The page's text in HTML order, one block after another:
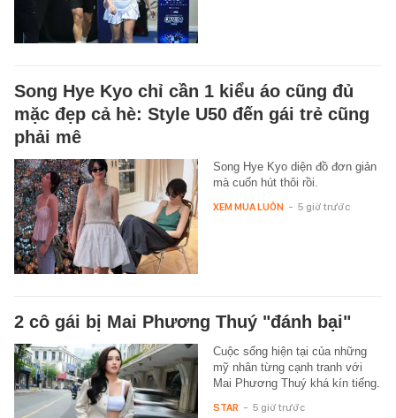
Song Hye Kyo chỉ cần 1 kiểu áo cũng đủ
mặc đẹp cả hè: Style U50 đến gái trẻ cũng
phải mê
Song Hye Kyo diện đồ đơn giản
mà cuốn hút thôi rồi.
XEM MUA LUÔN - 5 giờ trước
2 cô gái bị Mai Phương Thuý "đánh bại"
Cuộc sống hiện tại của những
mỹ nhân từng cạnh tranh với
Mai Phương Thuý khá kín tiếng.
STAR - 5 giờ trước